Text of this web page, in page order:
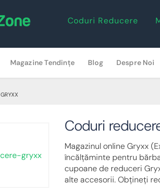
Coduri Reducere
Magazine Tendințe Blog Despre Noi
GRYXX
Coduri
Magazinul online Gryxx
încălțăminte pentru
cupoane de reduceri
alte accesorii. Obțineți